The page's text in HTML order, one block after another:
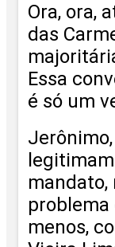
Ora, ora,
das
Essa
é só um
mandato,
problema
menos,